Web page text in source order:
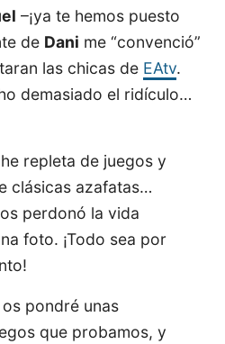
–¡ya te hemos puesto
de Dani me “convenció”
las chicas de EAtv.
demasiado el ridículo…
repleta de juegos y
clásicas azafatas…
perdonó la vida
foto. ¡Todo sea por
pondré unas
que probamos, y